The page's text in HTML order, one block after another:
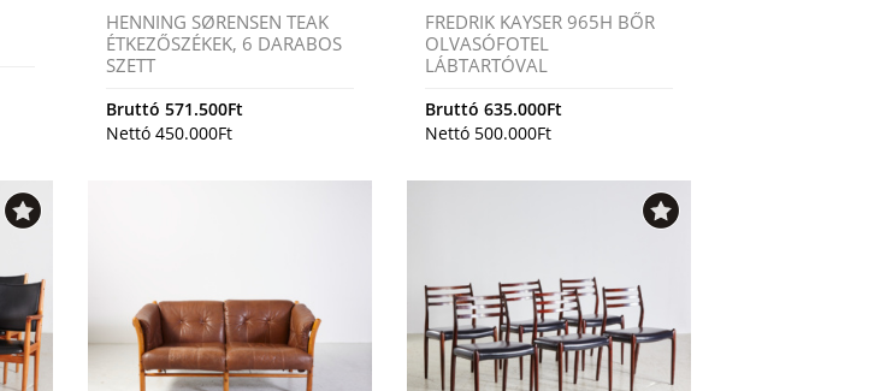
HENNING SØRENSEN TEAK
ÉTKEZŐSZÉKEK, 6 DARABOS
SZETT
Bruttó571.500Ft
Nettó450.000Ft
FREDRIK KAYSER 965H BŐR
OLVASÓFOTEL
LÁBTARTÓVAL
Bruttó635.000Ft
Nettó 500.000Ft